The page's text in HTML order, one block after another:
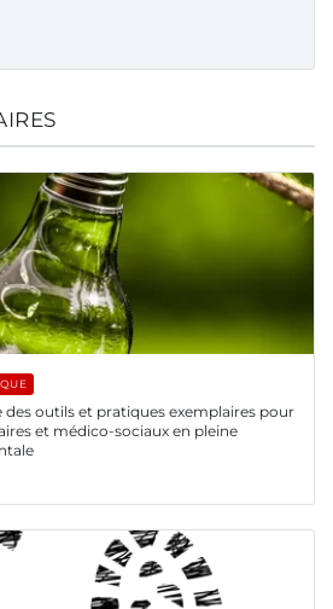
des outils et pratiques exemplaires pour
et médico-sociaux en pleine